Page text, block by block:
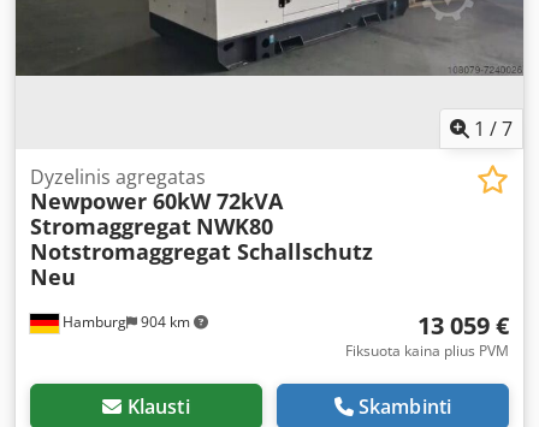
1 /7
Hamburg 904 km
Dyzelinis agregatas
Newpower 60kW 72kVA
Stromaggregat NWK80
Notstromaggregat Schallschutz
Neu
13 059 €
Fiksuota kaina plius PVM
Klausti Skambinti